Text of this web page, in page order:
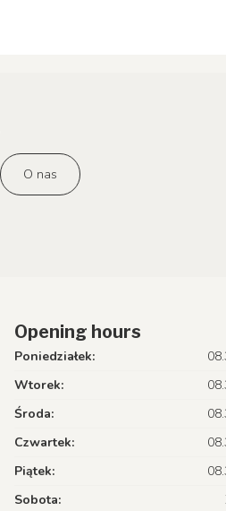
O nas
Opening hours
Poniedziałek:
Wtorek:
Środa:
Czwartek:
Piątek:
Sobota: